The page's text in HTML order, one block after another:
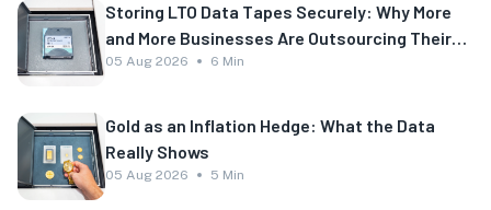
Storing LTO Data Tapes Securely: Why More
and More Businesses Are Outsourcing Their
Backup
05 Aug 2026 6 Min
Gold as an Inflation Hedge: What the Data
Really Shows
05 Aug 2026 5 Min